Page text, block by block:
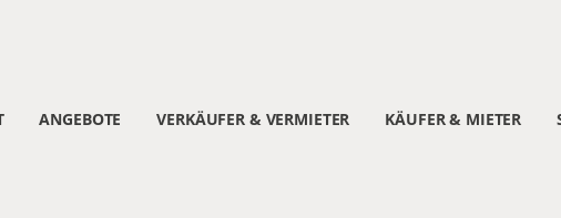
ANGEBOTE VERKÄUFER & VERMIETER KÄUFER & MIETER